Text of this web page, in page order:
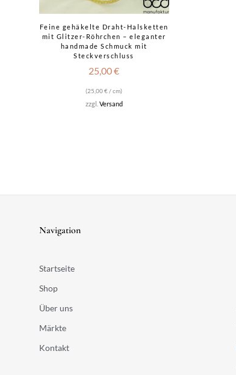
Feine gehäkelte Draht-Halsketten
mit Glitzer-Röhrchen – eleganter
handmade Schmuck mit
Steckverschluss
25,00€
(25,00€/ cm)
zzgl. Versand
Navigation
Startseite
Shop
Über uns
Märkte
Kontakt